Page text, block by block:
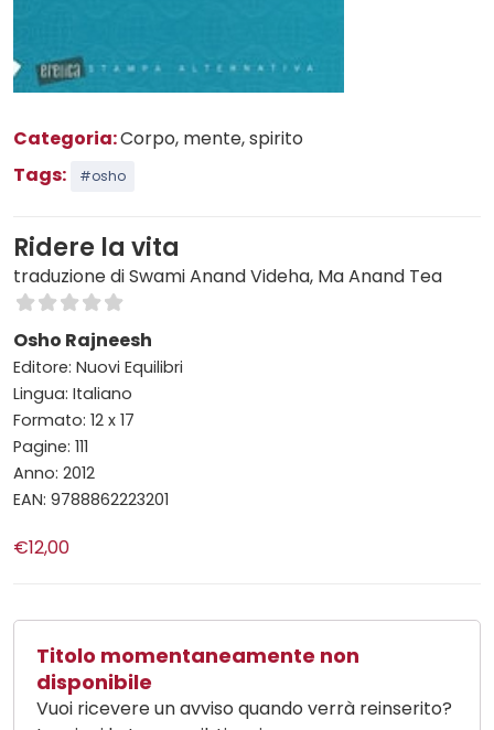
Categoria:Corpo, mente, spirito
Tags:
#osho
Ridere la vita
traduzione di Swami Anand Videha, Ma Anand Tea
Osho Rajneesh
Editore: Nuovi Equilibri
Lingua: Italiano
Formato: 12 x 17
Pagine: 111
Anno: 2012
EAN: 9788862223201
€12,00
Titolo momentaneamente non
disponibile
Vuoi ricevere un avviso quando verrà reinserito?